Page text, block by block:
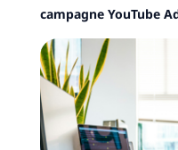
campagne YouTube